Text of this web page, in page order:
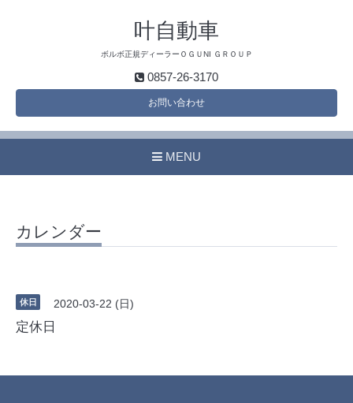
叶自動車
ボルボ正規ディーラーＯＧＵNI ＧＲＯＵＰ
0857-26-3170
お問い合わせ
MENU
カレンダー
休日 2020-03-22 (日)
定休日